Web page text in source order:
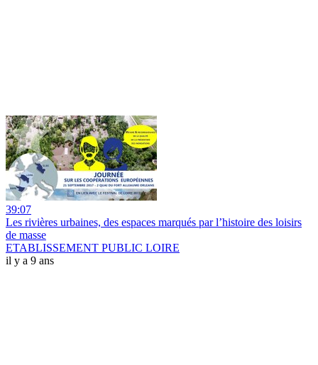
39:07
Les rivières urbaines, des espaces marqués par l’histoire des loisirs
de masse
ETABLISSEMENT PUBLIC LOIRE
il y a 9 ans